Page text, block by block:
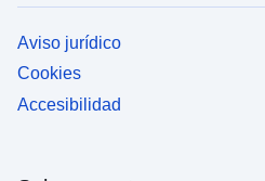
Aviso jurídico
Cookies
Accesibilidad